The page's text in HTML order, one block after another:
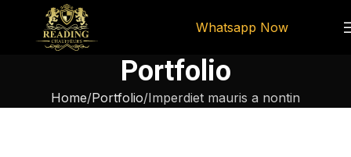
Whatsapp Now
Portfolio
Home Portfolio Imperdiet mauris a nontin